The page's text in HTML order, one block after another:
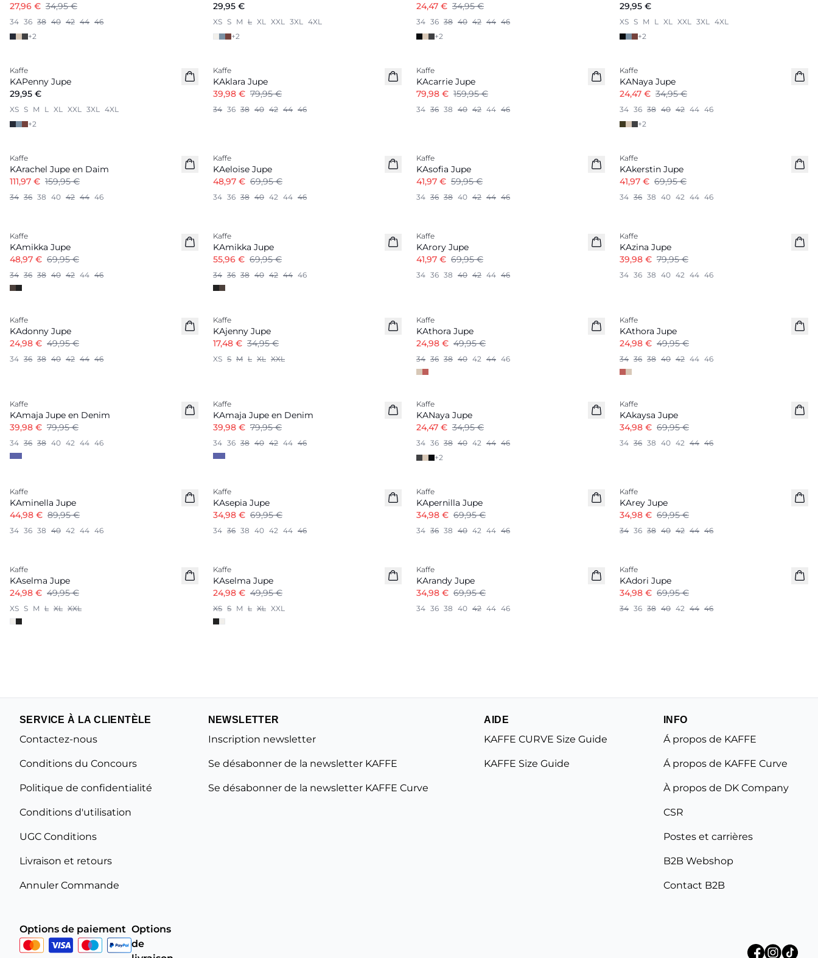
27,96 € 34,95 €
34 36 38 40 42 44 46
+2
29,95 €
XS S M L XL XXL 3XL 4XL
+2
24,47 € 34,95 €
34 36 38 40 42 44 46
+2
29,95 €
XS S M L XL XXL 3XL 4XL
+2
Kaffe
KAPenny Jupe
29,95 €
XS S M L XL XXL 3XL 4XL
+2
Kaffe
KAklara Jupe
39,98 € 79,95 €
34 36 38 40 42 44 46
Kaffe
KAcarrie Jupe
79,98 € 159,95 €
34 36 38 40 42 44 46
Kaffe
KANaya Jupe
24,47 € 34,95 €
34 36 38 40 42 44 46
+2
Kaffe
KArachel Jupe en Daim
111,97 € 159,95 €
34 36 38 40 42 44 46
Kaffe
KAeloise Jupe
48,97 € 69,95 €
34 36 38 40 42 44 46
Kaffe
KAsofia Jupe
41,97 € 59,95 €
34 36 38 40 42 44 46
Kaffe
KAkerstin Jupe
41,97 € 69,95 €
34 36 38 40 42 44 46
Kaffe
KAmikka Jupe
48,97 € 69,95 €
34 36 38 40 42 44 46
Kaffe
KAmikka Jupe
55,96 € 69,95 €
34 36 38 40 42 44 46
Kaffe
KArory Jupe
41,97 € 69,95 €
34 36 38 40 42 44 46
Kaffe
KAzina Jupe
39,98 € 79,95 €
34 36 38 40 42 44 46
Kaffe
KAdonny Jupe
24,98 € 49,95 €
34 36 38 40 42 44 46
Kaffe
KAjenny Jupe
17,48 € 34,95 €
XS S M L XL XXL
Kaffe
KAthora Jupe
24,98 € 49,95 €
34 36 38 40 42 44 46
Kaffe
KAthora Jupe
24,98 € 49,95 €
34 36 38 40 42 44 46
Kaffe
KAmaja Jupe en Denim
39,98 € 79,95 €
34 36 38 40 42 44 46
Kaffe
KAmaja Jupe en Denim
39,98 € 79,95 €
34 36 38 40 42 44 46
Kaffe
KANaya Jupe
24,47 € 34,95 €
34 36 38 40 42 44 46
+2
Kaffe
KAkaysa Jupe
34,98 € 69,95 €
34 36 38 40 42 44 46
Kaffe
KAminella Jupe
44,98 € 89,95 €
34 36 38 40 42 44 46
Kaffe
KAsepia Jupe
34,98 € 69,95 €
34 36 38 40 42 44 46
Kaffe
KApernilla Jupe
34,98 € 69,95 €
34 36 38 40 42 44 46
Kaffe
KArey Jupe
34,98 € 69,95 €
34 36 38 40 42 44 46
Kaffe
KAselma Jupe
24,98 € 49,95 €
XS S M L XL XXL
Kaffe
KAselma Jupe
24,98 € 49,95 €
XS S M L XL XXL
Kaffe
KArandy Jupe
34,98 € 69,95 €
34 36 38 40 42 44 46
Kaffe
KAdori Jupe
34,98 € 69,95 €
34 36 38 40 42 44 46
SERVICE À LA CLIENTÈLE
Contactez-nous
Conditions du Concours
Politique de confidentialité
Conditions d'utilisation
UGC Conditions
Livraison et retours
Annuler Commande
NEWSLETTER
Inscription newsletter
Se désabonner de la newsletter KAFFE
Se désabonner de la newsletter KAFFE Curve
AIDE
KAFFE CURVE Size Guide
KAFFE Size Guide
INFO
Á propos de KAFFE
Á propos de KAFFE Curve
À propos de DK Company
CSR
Postes et carrières
B2B Webshop
Contact B2B
Options de paiement Options
de